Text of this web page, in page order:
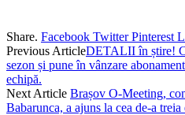
Share. Facebook Twitter Pinterest
Previous ArticleDETALII în știre!
sezon și pune în vânzare
echipă.
Next Article Brașov O-Meeting,
Babarunca, a ajuns la cea de-a treia